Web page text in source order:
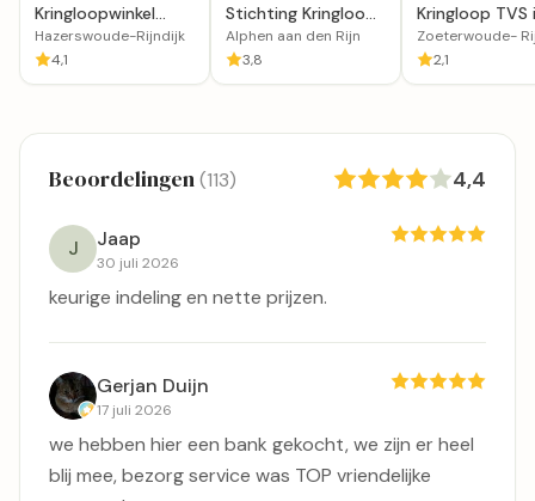
Kringloopwinkel
Hazerswoude in
Hazerswoude-
Rijndijk
Hazerswoude-Rijndijk
4,1
Stichting Kringloop
Alphen aan den Rijn
Alphen aan den Rijn
3,8
Kringloop TVS
Zoeterwoude-
Rijndijk
Zoeterwoude-
2,1
Beoordelingen(113) 4,4
J Jaap
30 juli 2026
keurige indeling en nette prijzen.
Gerjan Duijn
17 juli 2026
we hebben hier een bank gekocht, we zijn er heel
blij mee, bezorg service was TOP vriendelijke